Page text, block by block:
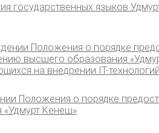
государственных языков
Положения о порядке
высшего образования
на внедрении IT-
Положения о порядке
«Удмурт Кенеш»